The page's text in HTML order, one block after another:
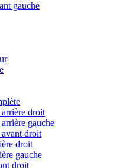
gauche
droit
gauche
droit
droit
gauche
droit